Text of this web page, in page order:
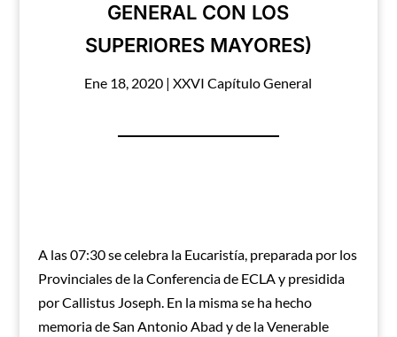
GENERAL CON LOS
SUPERIORES MAYORES)
Ene 18, 2020 |XXVI Capítulo General
A las 07:30 se celebra la Eucaristía, preparada por los
Provinciales de la Conferencia de ECLA y presidida
por Callistus Joseph. En la misma se ha hecho
memoria de San Antonio Abad y de la Venerable